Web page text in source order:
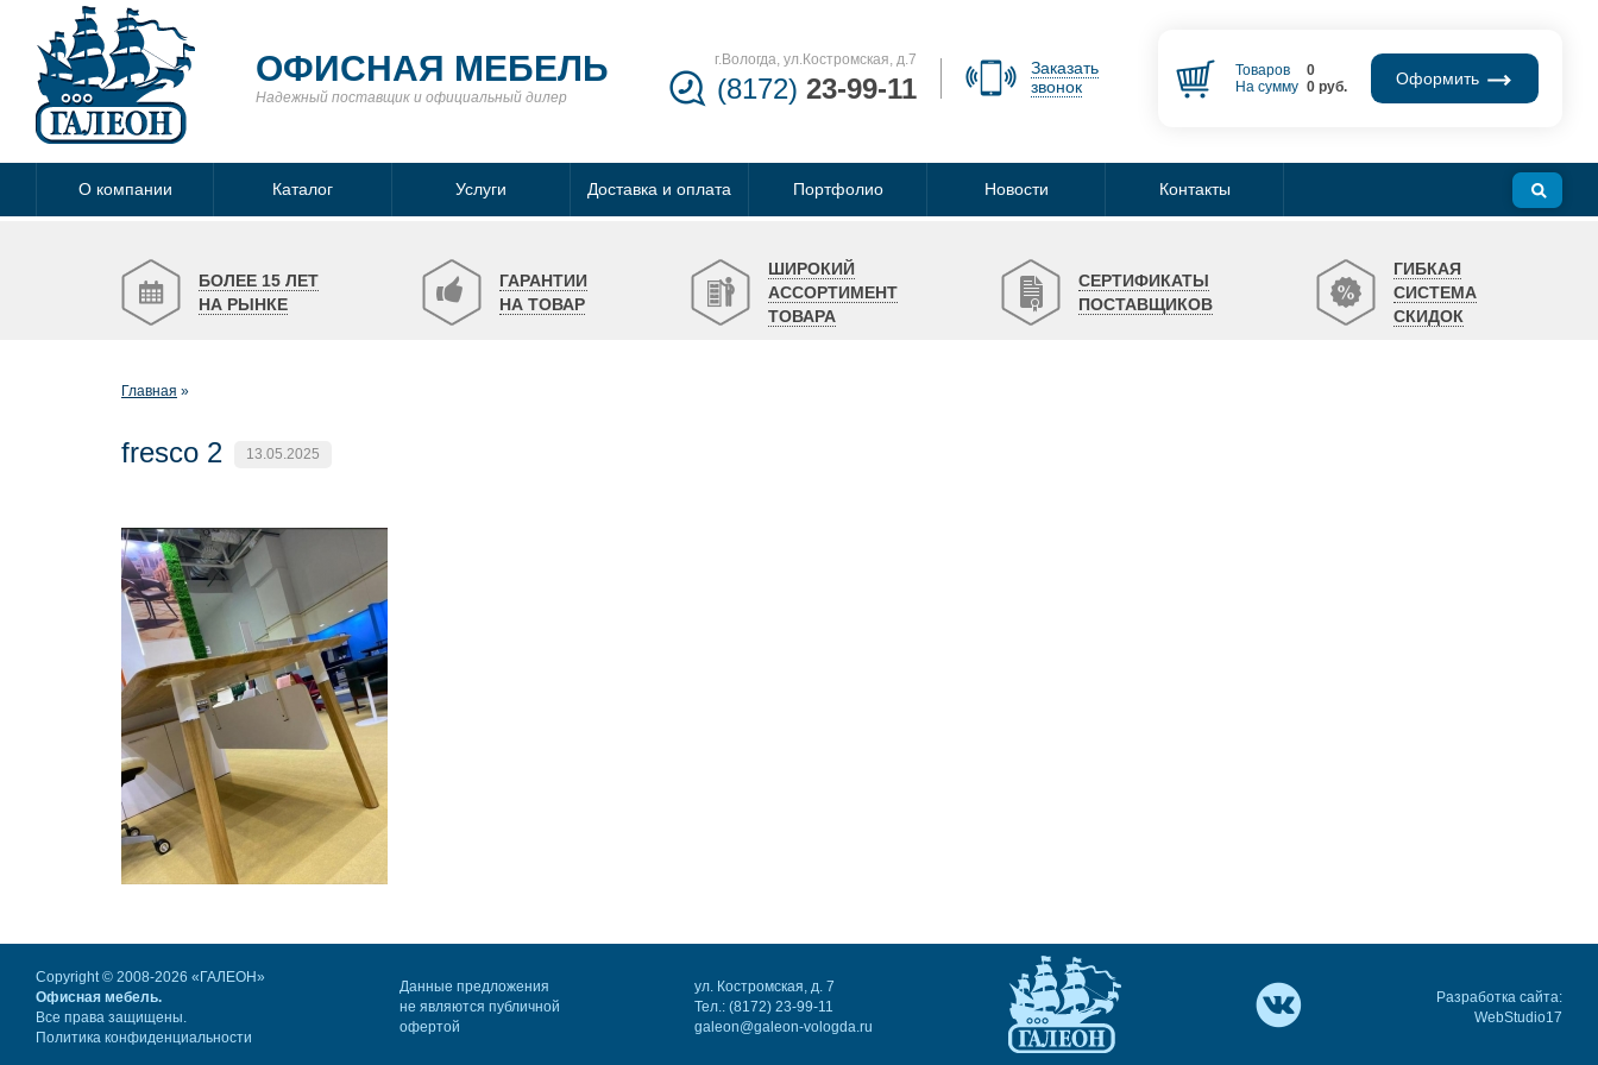
ОФИСНАЯ МЕБЕЛЬ
Надежный поставщик и официальный дилер
г.Вологда, ул.Костромская, д.7
(8172) 23-99-11
Заказать
звонок
Товаров
0
На сумму 0руб. Оформить
О компании Каталог Услуги Доставка и оплата Портфолио Новости Контакты
БОЛЕЕ 15 ЛЕТ
НА РЫНКЕ
ГАРАНТИИ
НА ТОВАР
ШИРОКИЙ
АССОРТИМЕНТ
ТОВАРА
СЕРТИФИКАТЫ
ПОСТАВЩИКОВ
ГИБКАЯ
СИСТЕМА
СКИДОК
Главная
fresco 2 13.05.2025
Copyright © 2008-2026 «ГАЛЕОН»
Офисная мебель.
Все права защищены.
Политика конфиденциальности
Данные предложения
не являются публичной
офертой
ул. Костромская, д. 7
Тел.: (8172) 23-99-11
galeon@galeon-vologda.ru
Разработка сайта:
WebStudio17